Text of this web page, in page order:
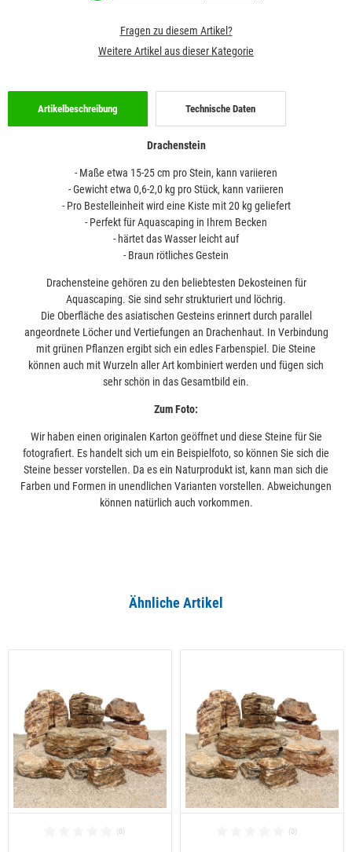
Fragen zu diesem Artikel?
Weitere Artikel aus dieser Kategorie
Artikelbeschreibung Technische Daten
Drachenstein
- Maße etwa 15-25 cm pro Stein, kann variieren
- Gewicht etwa 0,6-2,0 kg pro Stück, kann variieren
- Pro Bestelleinheit wird eine Kiste mit 20 kg geliefert
- Perfekt für Aquascaping in Ihrem Becken
- härtet das Wasser leicht auf
- Braun rötliches Gestein
Drachensteine gehören zu den beliebtesten Dekosteinen für
Aquascaping. Sie sind sehr strukturiert und löchrig.
Die Oberfläche des asiatischen Gesteins erinnert durch parallel
angeordnete Löcher und Vertiefungen an Drachenhaut. In Verbindung
mit grünen Pflanzen ergibt sich ein edles Farbenspiel. Die Steine
können auch mit Wurzeln aller Art kombiniert werden und fügen sich
sehr schön in das Gesamtbild ein.
Zum Foto:
Wir haben einen originalen Karton geöffnet und diese Steine für Sie
fotografiert. Es handelt sich um ein Beispielfoto, so können Sie sich die
Steine besser vorstellen. Da es ein Naturprodukt ist, kann man sich die
Farben und Formen in unendlichen Varianten vorstellen. Abweichungen
können natürlich auch vorkommen.
Ähnliche Artikel